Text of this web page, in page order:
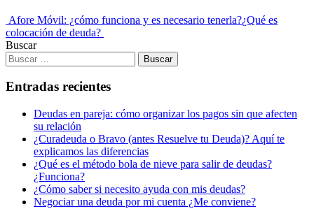
Afore Móvil: ¿cómo funciona y es necesario tenerla?¿Qué es
colocación de deuda?
Buscar
Entradas recientes
Deudas en pareja: cómo organizar los pagos sin que afecten
su relación
¿Curadeuda o Bravo (antes Resuelve tu Deuda)? Aquí te
explicamos las diferencias
¿Qué es el método bola de nieve para salir de deudas?
¿Funciona?
¿Cómo saber si necesito ayuda con mis deudas?
Negociar una deuda por mi cuenta ¿Me conviene?